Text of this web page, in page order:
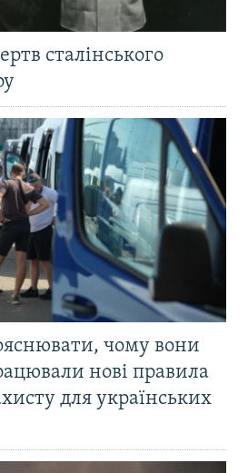
сталінського
чому вони
нові правила
для українських